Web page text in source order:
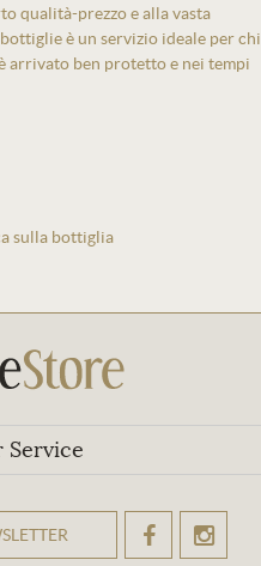
qualità-prezzo e alla vasta
è un servizio ideale per chi
arrivato ben protetto e nei tempi
sulla bottiglia
Service